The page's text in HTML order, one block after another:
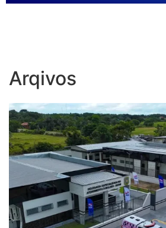
Arqivos